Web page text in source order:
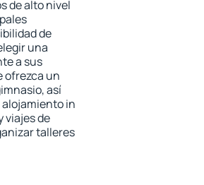
de alto nivel
de
una
a sus
ofrezca un
así
alojamiento in
viajes de
talleres